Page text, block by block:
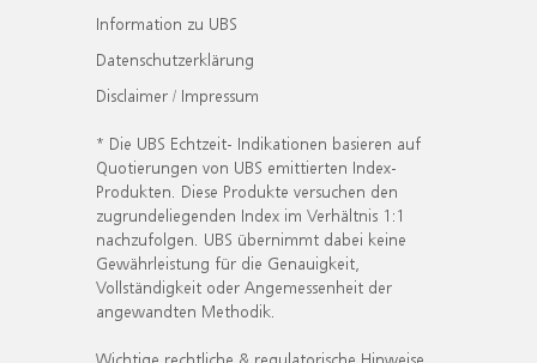
Information zu UBS
Datenschutzerklärung
Disclaimer / Impressum
* Die UBS Echtzeit- Indikationen basieren auf
Quotierungen von UBS emittierten Index-
Produkten. Diese Produkte versuchen den
zugrundeliegenden Index im Verhältnis 1:1
nachzufolgen. UBS übernimmt dabei keine
Gewährleistung für die Genauigkeit,
Vollständigkeit oder Angemessenheit der
angewandten Methodik.